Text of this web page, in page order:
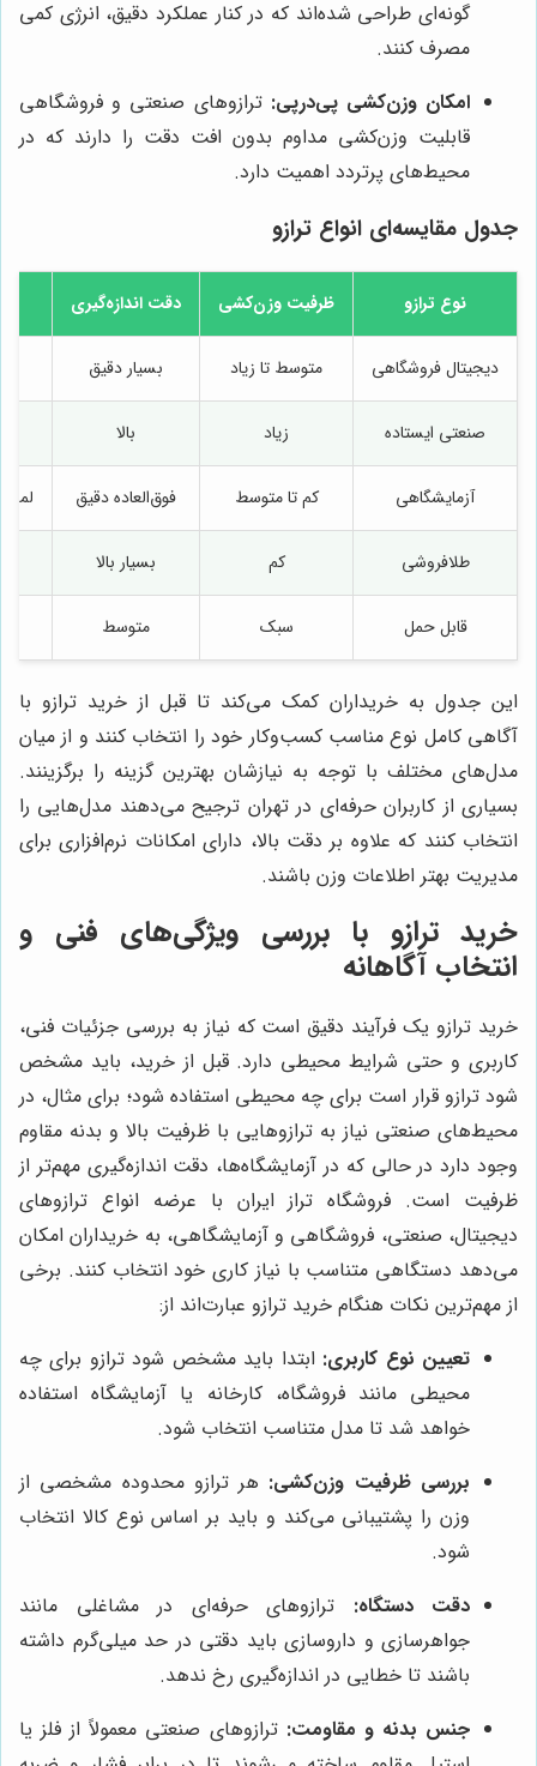
گونه‌ای طراحی شده‌اند که در کنار عملکرد دقیق، انرژی کمی
مصرف کنند.
امکان وزن‌کشی پی‌در‌پی: ترازوهای صنعتی و فروشگاهی
قابلیت وزن‌کشی مداوم بدون افت دقت را دارند که در
محیط‌های پرتردد اهمیت دارد.
جدول مقایسه‌ای انواع ترازو
نوع ترازو ظرفیت وزن‌کشی دقت اندازه‌گیری
دیجیتال فروشگاهی متوسط تا زیاد بسیار دقیق
صنعتی ایستاده زیاد بالا
آزمایشگاهی کم تا متوسط فوق‌العاده دقیق
طلافروشی کم بسیار بالا
قابل حمل سبک متوسط
این جدول به خریداران کمک می‌کند تا قبل از خرید ترازو با
آگاهی کامل نوع مناسب کسب‌وکار خود را انتخاب کنند و از میان
مدل‌های مختلف با توجه به نیازشان بهترین گزینه را برگزینند.
بسیاری از کاربران حرفه‌ای در تهران ترجیح می‌دهند مدل‌هایی را
انتخاب کنند که علاوه بر دقت بالا، دارای امکانات نرم‌افزاری برای
مدیریت بهتر اطلاعات وزن باشند.
خرید ترازو با بررسی ویژگی‌های فنی و
انتخاب آگاهانه
خرید ترازو یک فرآیند دقیق است که نیاز به بررسی جزئیات فنی،
کاربری و حتی شرایط محیطی دارد. قبل از خرید، باید مشخص
شود ترازو قرار است برای چه محیطی استفاده شود؛ برای مثال، در
محیط‌های صنعتی نیاز به ترازوهایی با ظرفیت بالا و بدنه مقاوم
وجود دارد در حالی که در آزمایشگاه‌ها، دقت اندازه‌گیری مهم‌تر از
ظرفیت است. فروشگاه تراز ایران با عرضه انواع ترازوهای
دیجیتال، صنعتی، فروشگاهی و آزمایشگاهی، به خریداران امکان
می‌دهد دستگاهی متناسب با نیاز کاری خود انتخاب کنند. برخی
از مهم‌ترین نکات هنگام خرید ترازو عبارت‌اند از:
تعیین نوع کاربری: ابتدا باید مشخص شود ترازو برای چه
محیطی مانند فروشگاه، کارخانه یا آزمایشگاه استفاده
خواهد شد تا مدل متناسب انتخاب شود.
بررسی ظرفیت وزن‌کشی: هر ترازو محدوده مشخصی از
وزن را پشتیبانی می‌کند و باید بر اساس نوع کالا انتخاب
شود.
دقت دستگاه:
ترازوهای حرفه‌ای در مشاغلی مانند
جواهرسازی و داروسازی باید دقتی در حد میلی‌گرم داشته
باشند تا خطایی در اندازه‌گیری رخ ندهد.
جنس بدنه و مقاومت: ترازوهای صنعتی معمولاً از فلز یا